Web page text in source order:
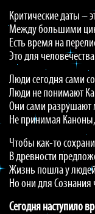
Критические даты –
Между большими
Есть время на
Это для
Люди сегодня сами
Люди не понимают
Они сами
Не принимая
Чтобы как-то
В древности
Жизнь пошла у
Но они для Сознания
Сегодня наступило